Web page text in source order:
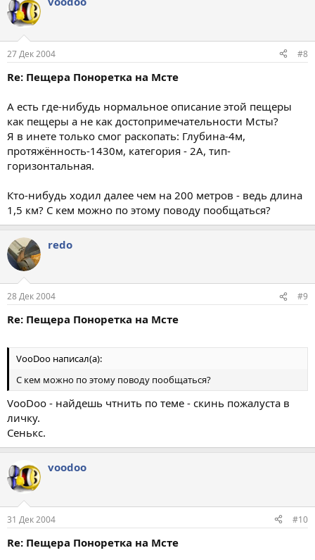
27 Дек 2004 #8
Re: Пещера Поноретка на Мсте
А есть где-нибудь нормальное описание этой пещеры
как пещеры а не как достопримечательности Мсты?
Я в инете только смог раскопать: Глубина-4м,
протяжённость-1430м, категория - 2А, тип-
горизонтальная.
Кто-нибудь ходил далее чем на 200 метров - ведь длина
1,5 км? С кем можно по этому поводу пообщаться?
redo
28 Дек 2004 #9
Re: Пещера Поноретка на Мсте
VooDoo написал(а):
С кем можно по этому поводу пообщаться?
VooDoo - найдешь чтнить по теме - скинь пожалуста в
личку.
Сенькс.
voodoo
31 Дек 2004 #10
Re: Пещера Поноретка на Мсте